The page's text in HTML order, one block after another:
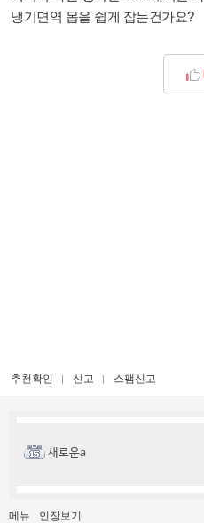
냉기면역 몹을 쉽게 잡는건가요?
추천확인 신고 스팸신고
새로운a
메뉴 인장보기